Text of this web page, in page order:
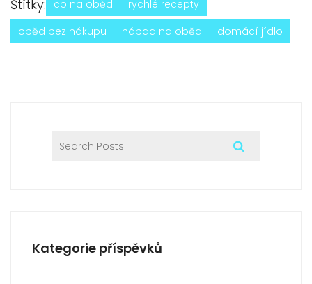
Štítky: co na oběd
rychlé recepty
oběd bez nákupu
nápad na oběd domácí jídlo
Kategorie příspěvků